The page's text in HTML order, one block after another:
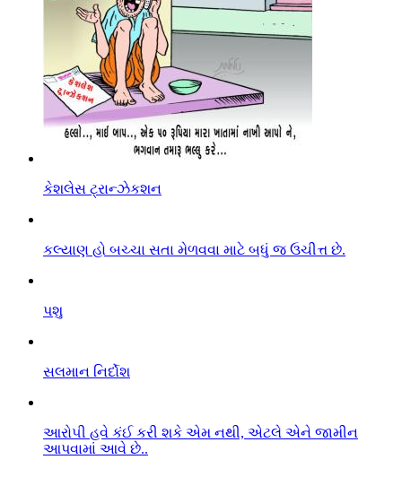
કેશલેસ ટ્રાન્ઝેકશન
કલ્યાણ હો બચ્ચા સતા મેળવવા માટે બધું જ ઉચીત્ત છે.
પશુ
સલમાન નિર્દોશ
આરો૫ી હવે કંઈ કરી શકે એમ નથી, એટલે એને જામીન
આપવામાં આવે છે..